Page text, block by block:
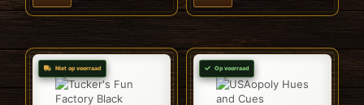
Niet op voorraad Op voorraad